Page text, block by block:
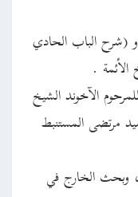
(شرح الباب الحادي
.
الآخوند الشيخ
مرتضى المستنبط
وبحث الخارج في